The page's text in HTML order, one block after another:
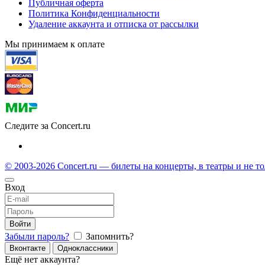
Публичная оферта
Политика Конфиденциальности
Удаление аккаунта и отписка от рассылки
Мы принимаем к оплате
Следите за Concert.ru
© 2003-2026 Concert.ru — билеты на концерты, в театры и не
Вход
Войти
Забыли пароль? Запомнить?
Вконтакте Одноклассники
Ещё нет аккаунта?